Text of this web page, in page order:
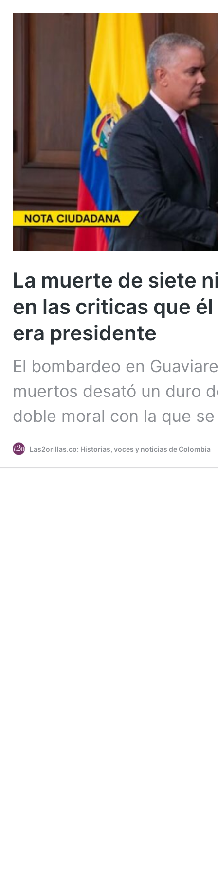
La muerte de siete
en las criticas que
era presidente
El bombardeo en
muertos desató un duro
doble moral con la que
Las2orillas.co: Historias, voces y noticias de Colombia